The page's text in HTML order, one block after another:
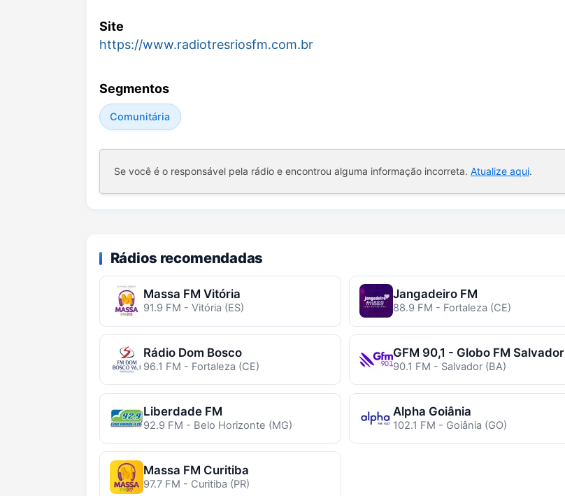
Site
https://www.radiotresriosfm.com.br
Segmentos
Comunitária
Se você é o responsável pela rádio e encontrou alguma informação incorreta. Atualize aqui.
Rádios recomendadas
Massa FM Vitória
91.9 FM - Vitória (ES)
Jangadeiro FM
88.9 FM - Fortaleza (CE)
Rádio Dom Bosco
96.1 FM - Fortaleza (CE)
GFM 90,1 - Globo FM Salvador
90.1 FM - Salvador (BA)
Liberdade FM
92.9 FM - Belo Horizonte (MG)
Alpha Goiânia
102.1 FM - Goiânia (GO)
Massa FM Curitiba
97.7 FM - Curitiba (PR)